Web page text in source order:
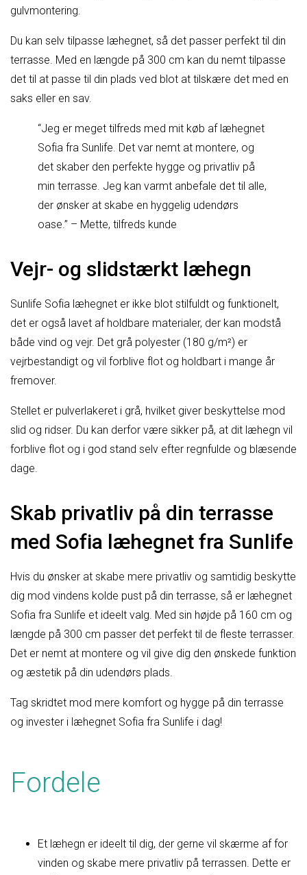
gulvmontering.
Du kan selv tilpasse læhegnet, så det passer perfekt til din
terrasse. Med en længde på 300 cm kan du nemt tilpasse
det til at passe til din plads ved blot at tilskære det med en
saks eller en sav.
“Jeg er meget tilfreds med mit køb af læhegnet
Sofia fra Sunlife. Det var nemt at montere, og
det skaber den perfekte hygge og privatliv på
min terrasse. Jeg kan varmt anbefale det til alle,
der ønsker at skabe en hyggelig udendørs
oase.” – Mette, tilfreds kunde
Vejr- og slidstærkt læhegn
Sunlife Sofia læhegnet er ikke blot stilfuldt og funktionelt,
det er også lavet af holdbare materialer, der kan modstå
både vind og vejr. Det grå polyester (180 g/m²) er
vejrbestandigt og vil forblive flot og holdbart i mange år
fremover.
Stellet er pulverlakeret i grå, hvilket giver beskyttelse mod
slid og ridser. Du kan derfor være sikker på, at dit læhegn vil
forblive flot og i god stand selv efter regnfulde og blæsende
dage.
Skab privatliv på din terrasse
med Sofia læhegnet fra Sunlife
Hvis du ønsker at skabe mere privatliv og samtidig beskytte
dig mod vindens kolde pust på din terrasse, så er læhegnet
Sofia fra Sunlife et ideelt valg. Med sin højde på 160 cm og
længde på 300 cm passer det perfekt til de fleste terrasser.
Det er nemt at montere og vil give dig den ønskede funktion
og æstetik på din udendørs plads.
Tag skridtet mod mere komfort og hygge på din terrasse
og invester i læhegnet Sofia fra Sunlife i dag!
Fordele
Et læhegn er ideelt til dig, der gerne vil skærme af for
vinden og skabe mere privatliv på terrassen. Dette er